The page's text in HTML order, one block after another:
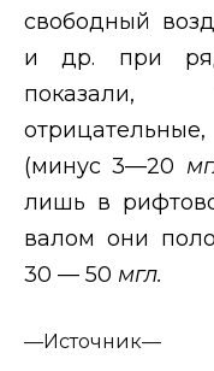
свободный
и др. при
показали,
(минус 3—20
лишь в
валом они
30 — 50 мгл.
—Источник—